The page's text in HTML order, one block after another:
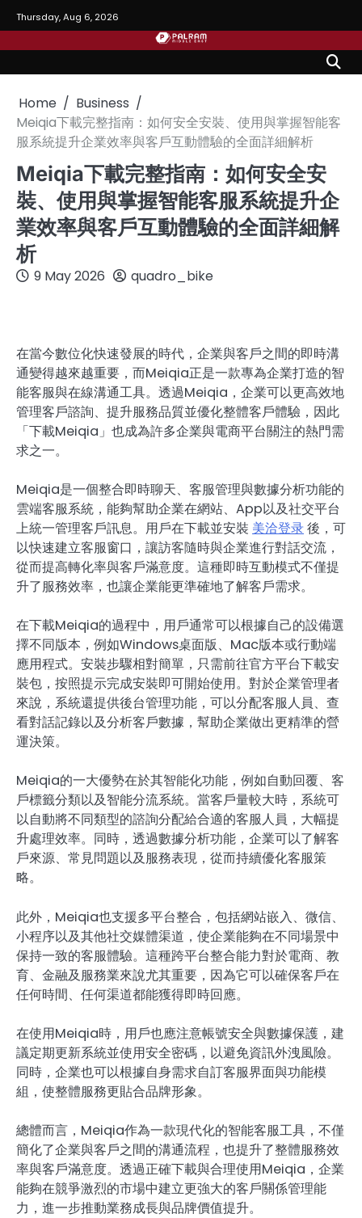
to
content
Thursday, Aug 6, 2026
Home
Business
Meiqia下載完整指南：如何安全安裝、使用與掌握智能客
服系統提升企業效率與客戶互動體驗的全面詳細解析
Meiqia下載完整指南：如何安全安
裝、使用與掌握智能客服系統提升企
業效率與客戶互動體驗的全面詳細解
析
9 May 2026 quadro_bike
在當今數位化快速發展的時代，企業與客戶之間的即時溝
通變得越來越重要，而Meiqia正是一款專為企業打造的智
能客服與在線溝通工具。透過Meiqia，企業可以更高效地
管理客戶諮詢、提升服務品質並優化整體客戶體驗，因此
「下載Meiqia」也成為許多企業與電商平台關注的熱門需
求之一。
Meiqia是一個整合即時聊天、客服管理與數據分析功能的
雲端客服系統，能夠幫助企業在網站、App以及社交平台
上統一管理客戶訊息。用戶在下載並安裝 美洽登录後，可
以快速建立客服窗口，讓訪客隨時與企業進行對話交流，
從而提高轉化率與客戶滿意度。這種即時互動模式不僅提
升了服務效率，也讓企業能更準確地了解客戶需求。
在下載Meiqia的過程中，用戶通常可以根據自己的設備選
擇不同版本，例如Windows桌面版、Mac版本或行動端
應用程式。安裝步驟相對簡單，只需前往官方平台下載安
裝包，按照提示完成安裝即可開始使用。對於企業管理者
來說，系統還提供後台管理功能，可以分配客服人員、查
看對話記錄以及分析客戶數據，幫助企業做出更精準的營
運決策。
Meiqia的一大優勢在於其智能化功能，例如自動回覆、客
戶標籤分類以及智能分流系統。當客戶量較大時，系統可
以自動將不同類型的諮詢分配給合適的客服人員，大幅提
升處理效率。同時，透過數據分析功能，企業可以了解客
戶來源、常見問題以及服務表現，從而持續優化客服策
略。
此外，Meiqia也支援多平台整合，包括網站嵌入、微信、
小程序以及其他社交媒體渠道，使企業能夠在不同場景中
保持一致的客服體驗。這種跨平台整合能力對於電商、教
育、金融及服務業來說尤其重要，因為它可以確保客戶在
任何時間、任何渠道都能獲得即時回應。
在使用Meiqia時，用戶也應注意帳號安全與數據保護，建
議定期更新系統並使用安全密碼，以避免資訊外洩風險。
同時，企業也可以根據自身需求自訂客服界面與功能模
組，使整體服務更貼合品牌形象。
總體而言，Meiqia作為一款現代化的智能客服工具，不僅
簡化了企業與客戶之間的溝通流程，也提升了整體服務效
率與客戶滿意度。透過正確下載與合理使用Meiqia，企業
能夠在競爭激烈的市場中建立更強大的客戶關係管理能
力，進一步推動業務成長與品牌價值提升。